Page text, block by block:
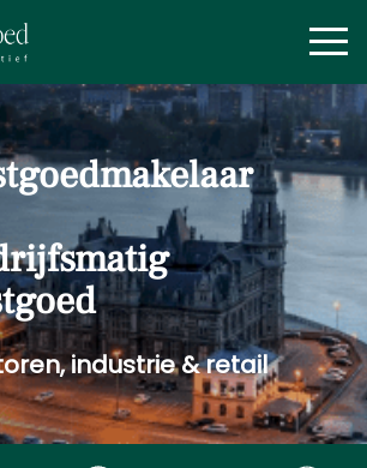
industrie & retail